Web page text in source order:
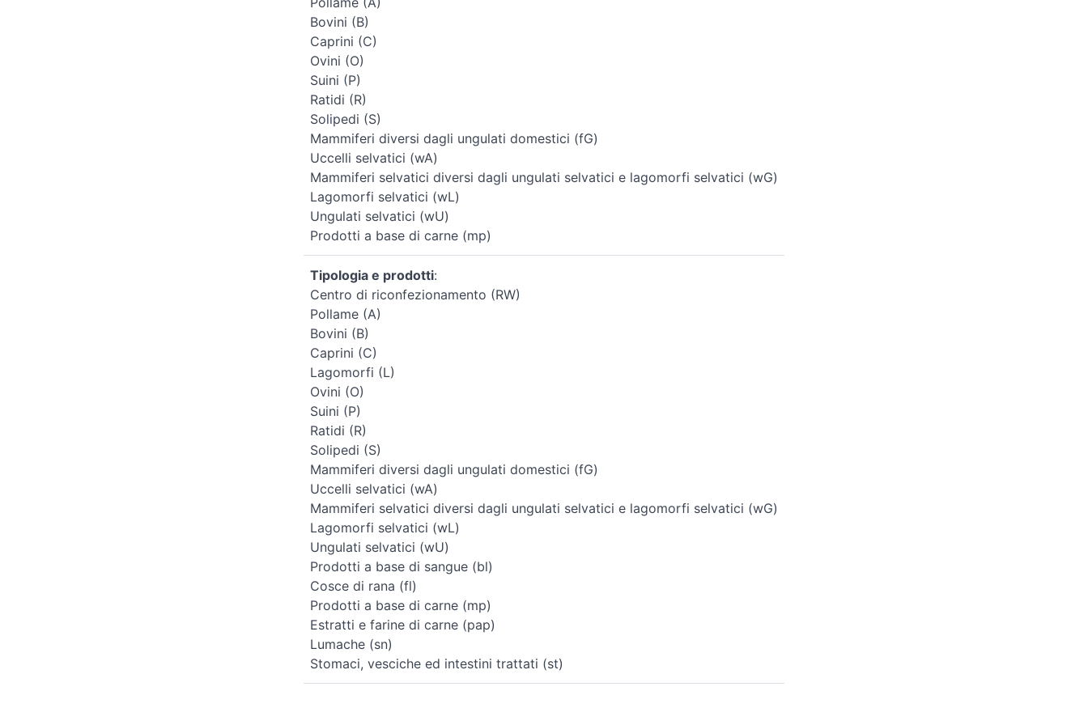
Bovini (B)
Caprini (C)
Ovini (O)
Suini (P)
Ratidi (R)
Solipedi (S)
Mammiferi diversi dagli ungulati domestici (fG)
Uccelli selvatici (wA)
Mammiferi selvatici diversi dagli ungulati selvatici e lagomorfi selvatici (wG)
Lagomorfi selvatici (wL)
Ungulati selvatici (wU)
Prodotti a base di carne (mp)
Tipologia e prodotti:
Centro di riconfezionamento (RW)
Pollame (A)
Bovini (B)
Caprini (C)
Lagomorfi (L)
Ovini (O)
Suini (P)
Ratidi (R)
Solipedi (S)
Mammiferi diversi dagli ungulati domestici (fG)
Uccelli selvatici (wA)
Mammiferi selvatici diversi dagli ungulati selvatici e lagomorfi selvatici (wG)
Lagomorfi selvatici (wL)
Ungulati selvatici (wU)
Prodotti a base di sangue (bl)
Cosce di rana (fl)
Prodotti a base di carne (mp)
Estratti e farine di carne (pap)
Lumache (sn)
Stomaci, vesciche ed intestini trattati (st)